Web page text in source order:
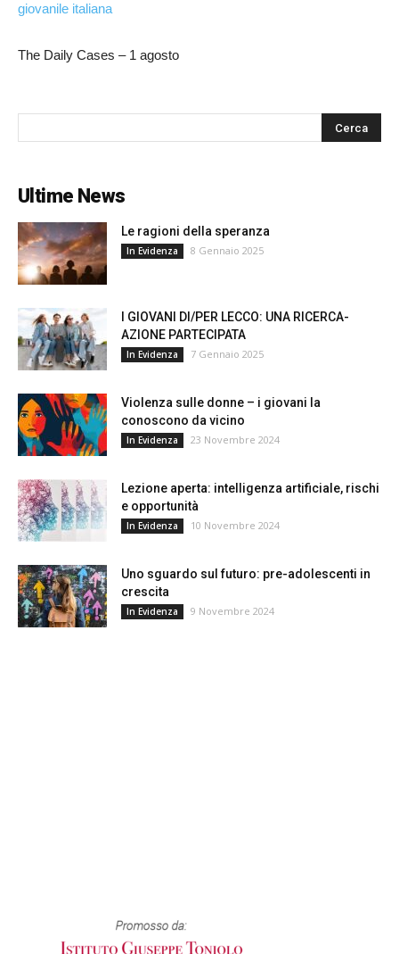
giovanile italiana
The Daily Cases – 1 agosto
Ultime News
Le ragioni della speranza
In Evidenza 8 Gennaio 2025
I GIOVANI DI/PER LECCO: UNA RICERCA-
AZIONE PARTECIPATA
In Evidenza 7 Gennaio 2025
Violenza sulle donne – i giovani la
conoscono da vicino
In Evidenza 23 Novembre 2024
Lezione aperta: intelligenza artificiale, rischi
e opportunità
In Evidenza 10 Novembre 2024
Uno sguardo sul futuro: pre-adolescenti in
crescita
In Evidenza 9 Novembre 2024